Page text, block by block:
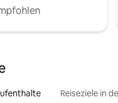
Reiseziele in